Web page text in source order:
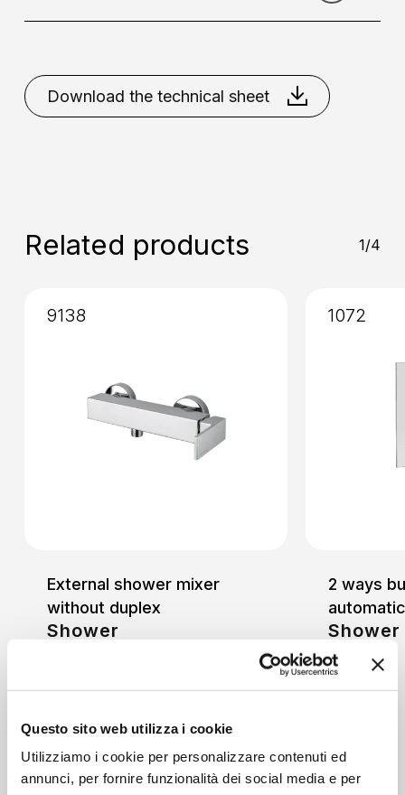
Questo sito web utilizza i cookie
Utilizziamo i cookie per personalizzare contenuti ed
annunci, per fornire funzionalità dei social media e per
Installation: External
Chrome Matt Black Matt White
Download the technical sheet
Related products 1/4
External shower mixer
without duplex
Shower
9138
2 ways
Shower
1072